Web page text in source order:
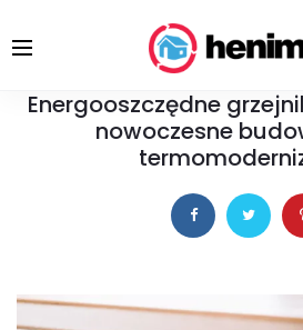
1 czerwca 2026
Energooszczędne
nowoczesne